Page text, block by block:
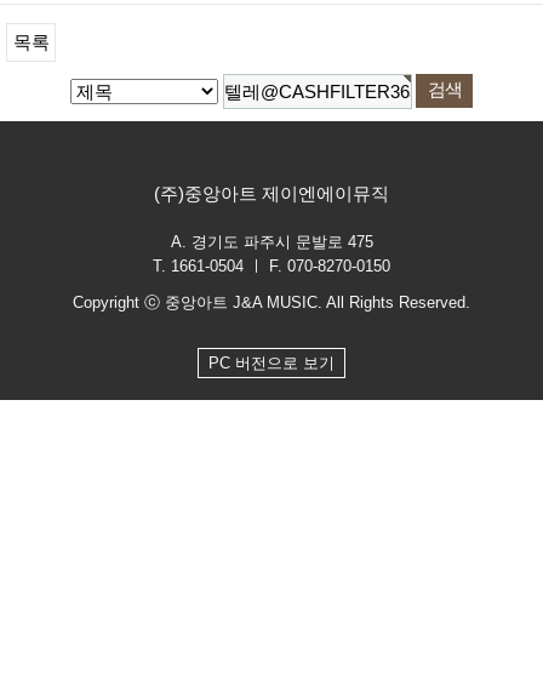
목록
(주)중앙아트 제이엔에이뮤직
A. 경기도 파주시 문발로 475
T. 1661-0504 ㅣ F. 070-8270-0150
Copyright ⓒ 중앙아트 J&A MUSIC. All Rights Reserved.
PC 버전으로 보기